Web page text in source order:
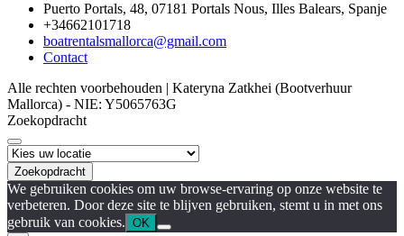
Puerto Portals, 48, 07181 Portals Nous, Illes Balears, Spanje
+34662101718
boatrentalsmallorca@gmail.com
Contact
Alle rechten voorbehouden | Kateryna Zatkhei (Bootverhuur
Mallorca) - NIE: Y5065763G
Zoekopdracht
Zoekopdracht
We gebruiken cookies om uw browse-ervaring op onze website te
verbeteren. Door deze site te blijven gebruiken, stemt u in met ons
gebruik van cookies. OK